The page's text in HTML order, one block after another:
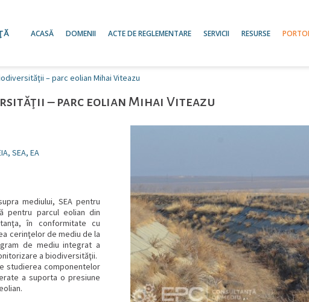
ACASĂ DOMENII ACTE DE REGLEMENTARE SERVICII RESURSE
– parc eolian Mihai Viteazu
– parc eolian Mihai Viteazu
SEA, EA
mediului, SEA pentru
pentru parcul eolian din
în conformitate cu
cerinţelor de mediu de la
de mediu integrat a
a biodiversităţii.
studierea componentelor
a suporta o presiune